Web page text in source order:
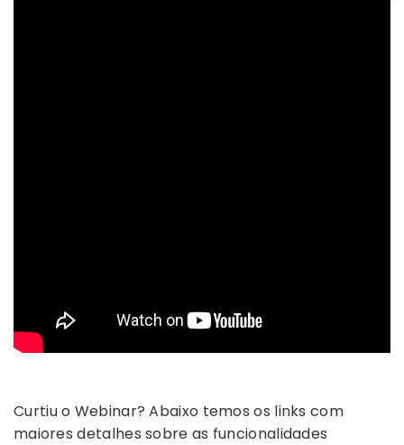
Curtiu o Webinar? Abaixo temos os links com
maiores detalhes sobre as funcionalidades